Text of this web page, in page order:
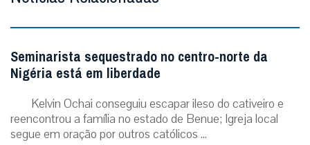
Seminarista sequestrado no centro-norte da
Nigéria está em liberdade
Kelvin Ochai conseguiu escapar ileso do cativeiro e
reencontrou a família no estado de Benue; Igreja local
segue em oração por outros católicos ...